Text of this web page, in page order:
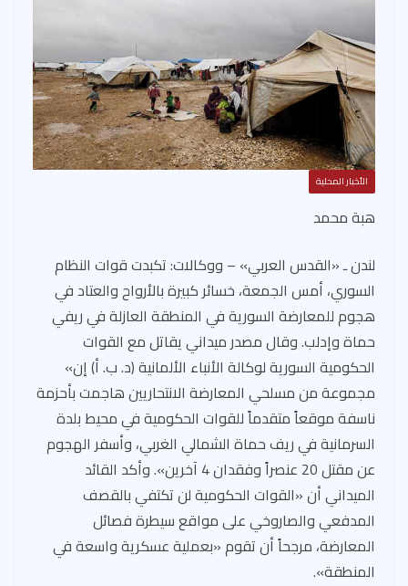
الأخبار المحلية
هبة محمد
لندن ـ «القدس العربي» – ووكالات: تكبدت قوات النظام
السوري، أمس الجمعة، خسائر كبيرة بالأرواح والعتاد في
هجوم للمعارضة السورية في المنطقة العازلة في ريفي
حماة وإدلب. وقال مصدر ميداني يقاتل مع القوات
الحكومية السورية لوكالة الأنباء الألمانية (د. ب. أ) إن»
مجموعة من مسلحي المعارضة الانتحاريين هاجمت بأحزمة
ناسفة موقعاً متقدماً للقوات الحكومية في محيط بلدة
السرمانية في ريف حماة الشمالي الغربي، وأسفر الهجوم
عن مقتل 20 عنصراً وفقدان 4 آخرين». وأكد القائد
الميداني أن «القوات الحكومية لن تكتفي بالقصف
المدفعي والصاروخي على مواقع سيطرة فصائل
المعارضة، مرجحاً أن تقوم «بعملية عسكرية واسعة في
المنطقة».